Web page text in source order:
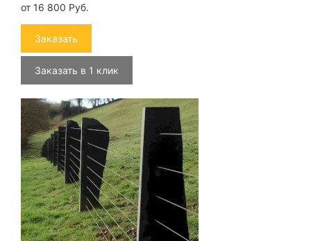
от 16 800 Руб.
Заказать
Заказать в 1 клик